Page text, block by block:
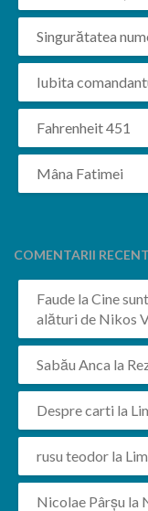
Singurătatea
Iubita
Fahrenheit 451
Mâna Fatimei
COMENTARII
Faude la Cine
alături de Nikos
Sabău Anca la
Despre carti la
rusu teodor la
Nicolae Pârșu la